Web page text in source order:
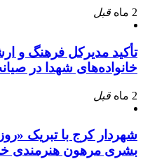
2 ماه قبل
تأکید مدیرکل فرهنگ و
خانواده‌های شهدا در
2 ماه قبل
شهردار کرج با تبریک
بشری مرهون هنرمندی